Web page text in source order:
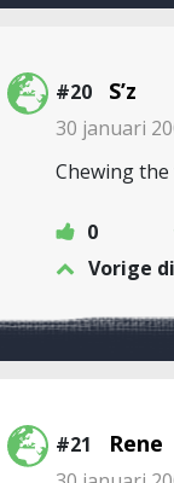
#20 S’z
30 januari
Chewing
0
Vorige
#21 Rene